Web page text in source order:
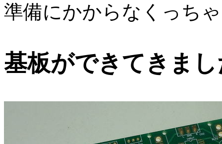
準備にかからなくっち
基板ができてきま